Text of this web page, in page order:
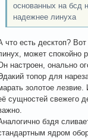
основанных на бсд
надежнее линуха
что есть десктоп?
может спокойно
настроен, онально
топор для
золотое
сущностей свежего
бздя
ядром